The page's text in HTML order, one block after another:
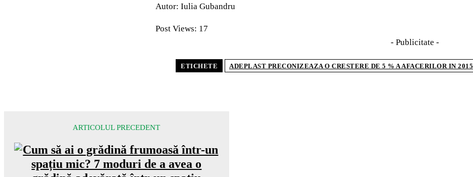
Autor: Iulia Gubandru
Post Views: 17
- Publicitate -
ETICHETE ADEPLAST PRECONIZEAZA O CRESTERE DE 5 % A AFACERILOR IN 2015
ARTICOLUL PRECEDENT